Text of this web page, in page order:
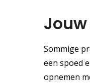
Sommige
een spoed
opnemen